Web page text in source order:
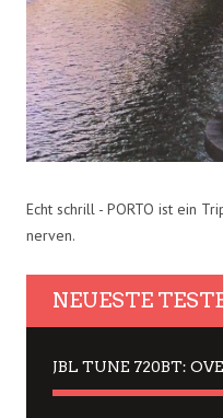
Echt schrill - PORTO ist ein
nerven.
NEUESTE